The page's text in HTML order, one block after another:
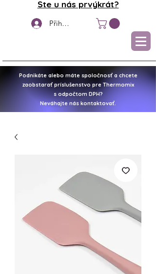
Přihlášení
Ste u nás prvýkrát?
Podnikáte alebo máte spoločnosť a chcete
zaobstarať príslušenstvo pre Thermomix
s odpočtom DPH?
Neváhajte nás kontaktovať.